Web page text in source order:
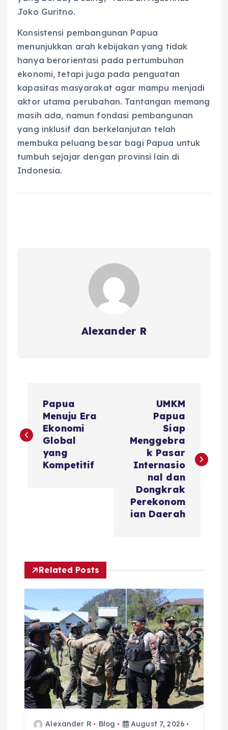
Joko Guritno.
Konsistensi pembangunan Papua
menunjukkan arah kebijakan yang tidak
hanya berorientasi pada pertumbuhan
ekonomi, tetapi juga pada penguatan
kapasitas masyarakat agar mampu menjadi
aktor utama perubahan. Tantangan memang
masih ada, namun fondasi pembangunan
yang inklusif dan berkelanjutan telah
membuka peluang besar bagi Papua untuk
tumbuh sejajar dengan provinsi lain di
Indonesia.
Alexander R
s
g
a
t
o
Papua
Menuju Era
Ekonomi
Global
yang
Kompetitif
UMKM
Papua
Siap
Menggebra
k Pasar
Internasio
nal dan
Dongkrak
Perekonom
ian Daerah
Related Posts
Alexander R Blog
August 7, 2026